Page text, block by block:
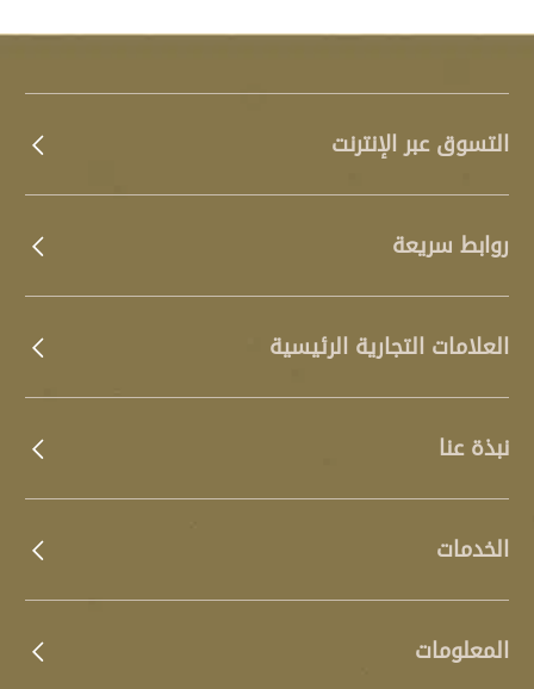
التسوق عبر الإنترنت
روابط سريعة
العلامات التجارية الرئيسية
نبذة عنا
الخدمات
المعلومات